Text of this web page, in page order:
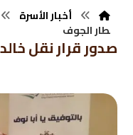
أخبار الأسرة
طار الجوف
صدور قرار نقل